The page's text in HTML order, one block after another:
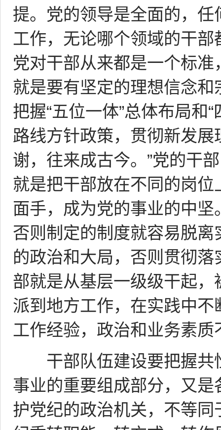
提。党的领导是全面的，
工作，无论哪个领域的干
党对干部从来都是一个标
就是要有坚定的理想信念和
把握“五位一体”总体布局和
路线方针政策，贯彻新发展
谢，往来成古今。”党的干
就是把干部放在不同的岗
面手，成为党的事业的中
否则制定的制度就容易脱
的政治和大局，否则贯彻
部就是从基层一级级干起
派到地方工作，在实践中
工作经验，政治和业务素质
干部队伍建设要把握共
事业的重要组成部分，又
护党纪的政治机关，不等同